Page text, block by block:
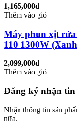
1,165,000đ
Thêm vào giỏ
Máy phun xịt rửa
110 1300W
2,099,000đ
Thêm vào giỏ
Đăng ký nhận tin
Nhận thông tin sản
nữa.